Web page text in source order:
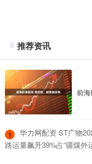
推荐资讯
前
1
华力网配资 ST广物
路运量飙升39%占“疆煤外